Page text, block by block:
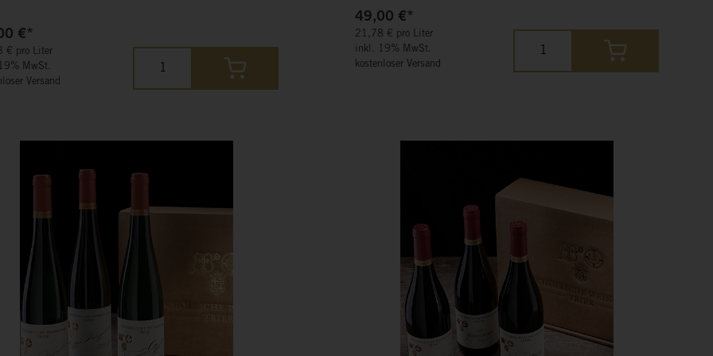
€*
€ pro Liter
MwSt.
Versand
49,00 €*
21,78 € pro Liter
inkl. 19% MwSt.
kostenloser Versand